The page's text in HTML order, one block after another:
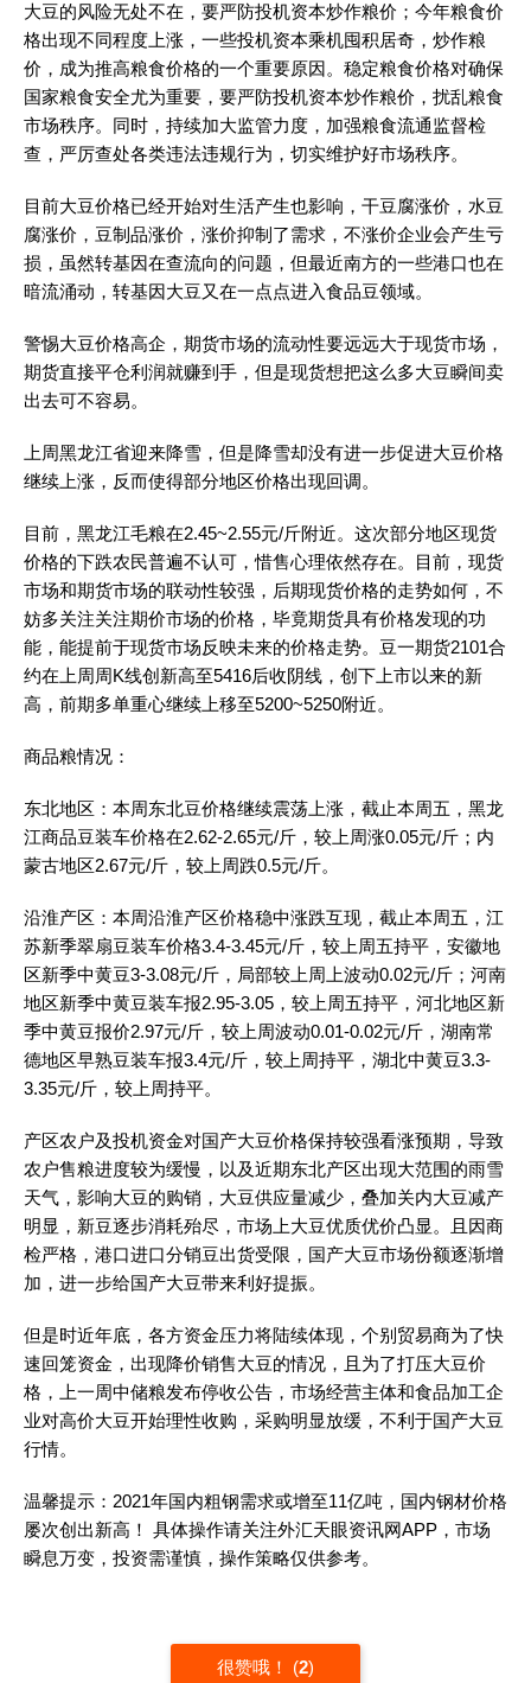
大豆的风险无处不在，要严防投机资本炒作粮价；今年粮食价
格出现不同程度上涨，一些投机资本乘机囤积居奇，炒作粮
价，成为推高粮食价格的一个重要原因。稳定粮食价格对确保
国家粮食安全尤为重要，要严防投机资本炒作粮价，扰乱粮食
市场秩序。同时，持续加大监管力度，加强粮食流通监督检
查，严厉查处各类违法违规行为，切实维护好市场秩序。
目前大豆价格已经开始对生活产生也影响，干豆腐涨价，水豆
腐涨价，豆制品涨价，涨价抑制了需求，不涨价企业会产生亏
损，虽然转基因在查流向的问题，但最近南方的一些港口也在
暗流涌动，转基因大豆又在一点点进入食品豆领域。
警惕大豆价格高企，期货市场的流动性要远远大于现货市场，
期货直接平仓利润就赚到手，但是现货想把这么多大豆瞬间卖
出去可不容易。
上周黑龙江省迎来降雪，但是降雪却没有进一步促进大豆价格
继续上涨，反而使得部分地区价格出现回调。
目前，黑龙江毛粮在2.45~2.55元/斤附近。这次部分地区现货
价格的下跌农民普遍不认可，惜售心理依然存在。目前，现货
市场和期货市场的联动性较强，后期现货价格的走势如何，不
妨多关注关注期价市场的价格，毕竟期货具有价格发现的功
能，能提前于现货市场反映未来的价格走势。豆一期货2101合
约在上周周K线创新高至5416后收阴线，创下上市以来的新
高，前期多单重心继续上移至5200~5250附近。
商品粮情况：
东北地区：本周东北豆价格继续震荡上涨，截止本周五，黑龙
江商品豆装车价格在2.62-2.65元/斤，较上周涨0.05元/斤；内
蒙古地区2.67元/斤，较上周跌0.5元/斤。
沿淮产区：本周沿淮产区价格稳中涨跌互现，截止本周五，江
苏新季翠扇豆装车价格3.4-3.45元/斤，较上周五持平，安徽地
区新季中黄豆3-3.08元/斤，局部较上周上波动0.02元/斤；河南
地区新季中黄豆装车报2.95-3.05，较上周五持平，河北地区新
季中黄豆报价2.97元/斤，较上周波动0.01-0.02元/斤，湖南常
德地区早熟豆装车报3.4元/斤，较上周持平，湖北中黄豆3.3-
3.35元/斤，较上周持平。
产区农户及投机资金对国产大豆价格保持较强看涨预期，导致
农户售粮进度较为缓慢，以及近期东北产区出现大范围的雨雪
天气，影响大豆的购销，大豆供应量减少，叠加关内大豆减产
明显，新豆逐步消耗殆尽，市场上大豆优质优价凸显。且因商
检严格，港口进口分销豆出货受限，国产大豆市场份额逐渐增
加，进一步给国产大豆带来利好提振。
但是时近年底，各方资金压力将陆续体现，个别贸易商为了快
速回笼资金，出现降价销售大豆的情况，且为了打压大豆价
格，上一周中储粮发布停收公告，市场经营主体和食品加工企
业对高价大豆开始理性收购，采购明显放缓，不利于国产大豆
行情。
温馨提示：2021年国内粗钢需求或增至11亿吨，国内钢材价格
屡次创出新高！ 具体操作请关注外汇天眼资讯网APP，市场
瞬息万变，投资需谨慎，操作策略仅供参考。
很赞哦！ (2)